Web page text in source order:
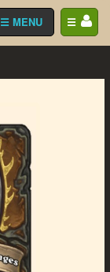
☰
☰ MENU